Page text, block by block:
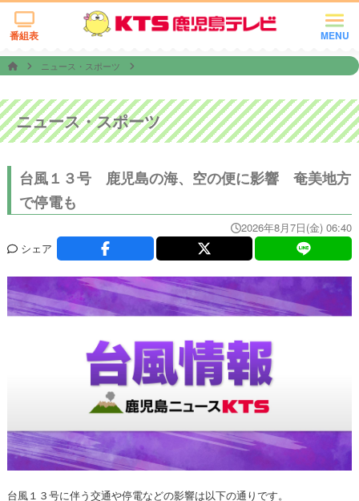
MENU
番組表
ニュース・スポーツ
ニュース・スポーツ
台風１３号 鹿児島の海、空の便に影響 奄美地方
で停電も
2026年8月7日(金) 06:40
シェア
台風１３号に伴う交通や停電などの影響は以下の通りです。